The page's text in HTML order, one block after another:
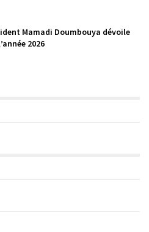
Mamadi Doumbouya dévoile
2026